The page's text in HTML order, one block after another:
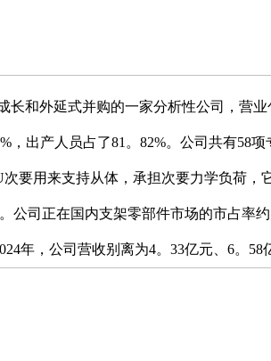
长和外延式并购的一家分析性公司，营
，出产人员占了81。82%。公司共有
要用来支持从体，承担次要力学负荷
公司正在国内支架零部件市场的市占率
年，公司营收别离为4。33亿元、6。